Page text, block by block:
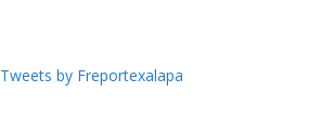
Tweets by Freportexalapa